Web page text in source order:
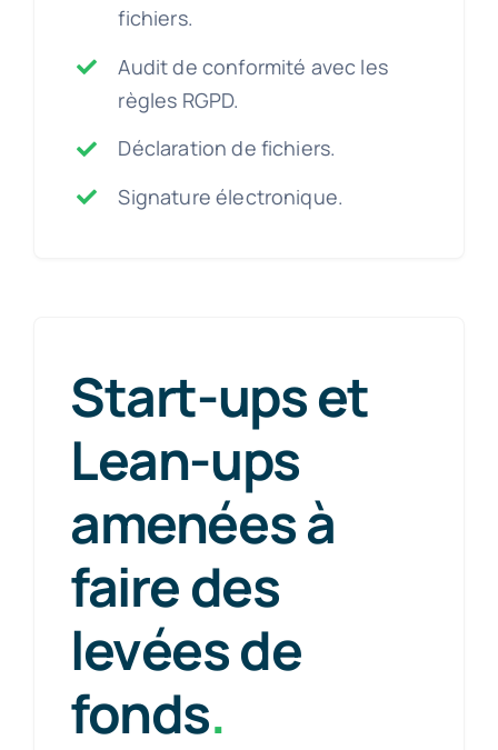
fichiers.
Audit de conformité avec les
règles RGPD.
Déclaration de fichiers.
Signature électronique.
Start-ups et
Lean-ups
amenées à
faire des
levées de
fonds.